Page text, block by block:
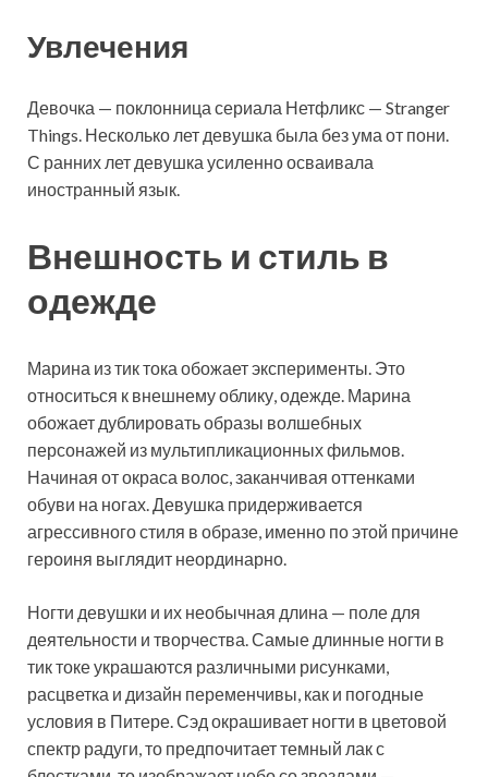
Увлечения
Девочка — поклонница сериала Нетфликс — Stranger
Things. Несколько лет девушка была без ума от пони.
С ранних лет девушка усиленно осваивала
иностранный язык.
Внешность и стиль в
одежде
Марина из тик тока обожает эксперименты. Это
относиться к внешнему облику, одежде. Марина
обожает дублировать образы волшебных
персонажей из мультипликационных фильмов.
Начиная от окраса волос, заканчивая оттенками
обуви на ногах. Девушка придерживается
агрессивного стиля в образе, именно по этой причине
героиня выглядит неординарно.
Ногти девушки и их необычная длина — поле для
деятельности и творчества. Самые длинные ногти в
тик токе украшаются различными рисунками,
расцветка и дизайн переменчивы, как и погодные
условия в Питере. Сэд окрашивает ногти в цветовой
спектр радуги, то предпочитает темный лак с